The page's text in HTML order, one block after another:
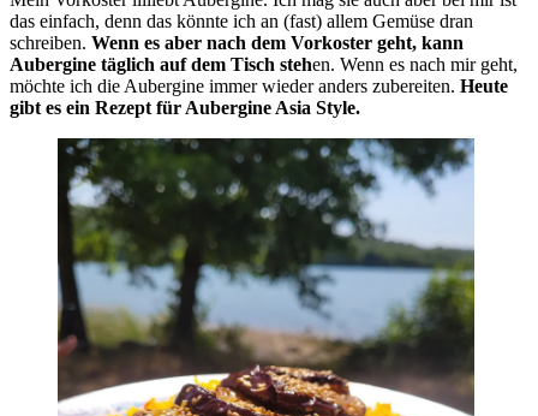
das einfach, denn das könnte ich an (fast) allem Gemüse dran
schreiben. Wenn es aber nach dem Vorkoster geht, kann
Aubergine täglich auf dem Tisch stehen. Wenn es nach mir geht,
möchte ich die Aubergine immer wieder anders zubereiten. Heute
gibt es ein Rezept für Aubergine Asia Style.